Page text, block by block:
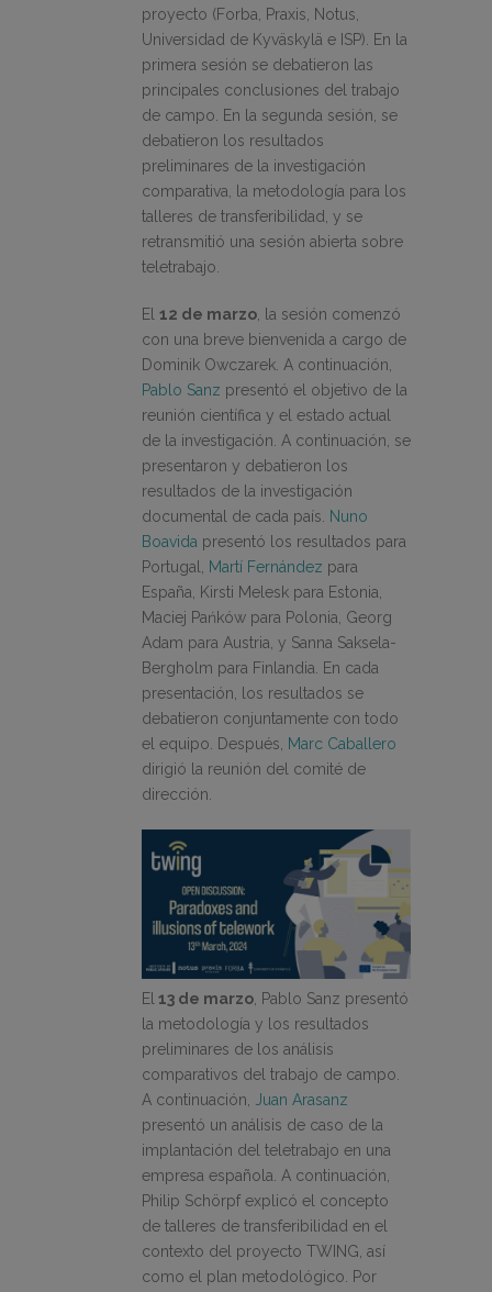
proyecto (Forba, Praxis, Notus,
Universidad de Kyväskylä e ISP). En la
primera sesión se debatieron las
principales conclusiones del trabajo
de campo. En la segunda sesión, se
debatieron los resultados
preliminares de la investigación
comparativa, la metodología para los
talleres de transferibilidad, y se
retransmitió una sesión abierta sobre
teletrabajo.
El 12 de marzo, la sesión comenzó
con una breve bienvenida a cargo de
Dominik Owczarek. A continuación,
Pablo Sanz presentó el objetivo de la
reunión científica y el estado actual
de la investigación. A continuación, se
presentaron y debatieron los
resultados de la investigación
documental de cada país. Nuno
Boavida presentó los resultados para
Portugal, Martí Fernández para
España, Kirsti Melesk para Estonia,
Maciej Pańków para Polonia, Georg
Adam para Austria, y Sanna Saksela-
Bergholm para Finlandia. En cada
presentación, los resultados se
debatieron conjuntamente con todo
el equipo. Después, Marc Caballero
dirigió la reunión del comité de
dirección.
El13 de marzo, Pablo Sanz presentó
la metodología y los resultados
preliminares de los análisis
comparativos del trabajo de campo.
A continuación, Juan Arasanz
presentó un análisis de caso de la
implantación del teletrabajo en una
empresa española. A continuación,
Philip Schörpf explicó el concepto
de talleres de transferibilidad en el
contexto del proyecto TWING, así
como el plan metodológico. Por